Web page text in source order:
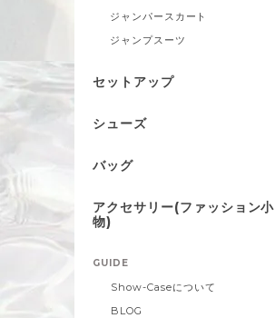
ジャンパースカート
ジャンプスーツ
セットアップ
シューズ
バッグ
アクセサリー(ファッション小
物)
GUIDE
Show-Caseについて
BLOG